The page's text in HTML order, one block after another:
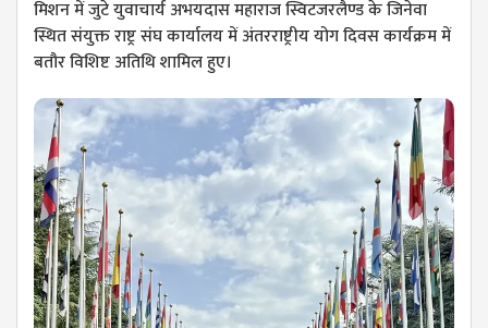
मिशन में जुटे युवाचार्य अभयदास महाराज स्विटजरलैण्ड के जिनेवा
स्थित संयुक्त राष्ट्र संघ कार्यालय में अंतरराष्ट्रीय योग दिवस कार्यक्रम में
बतौर विशिष्ट अतिथि शामिल हुए।